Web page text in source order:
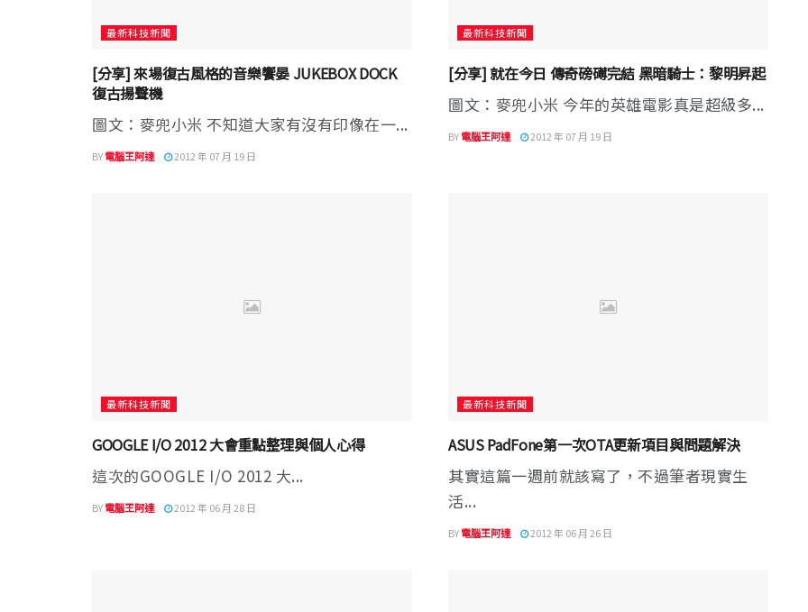
最新科技新聞
[分享] 來場復古風格的音樂饗晏 JUKEBOX DOCK
復古揚聲機
圖文：麥兜小米 不知道大家有沒有印像在一...
BY電腦王阿達 2012 年 07 月 19 日
最新科技新聞
[分享] 就在今日 傳奇磅礡完結 黑暗騎士：黎明昇起
圖文：麥兜小米 今年的英雄電影真是超級多...
BY電腦王阿達 2012 年 07 月 19 日
最新科技新聞
GOOGLE I/O 2012 大會重點整理與個人心得
這次的GOOGLE I/O 2012 大...
BY電腦王阿達 2012 年 06 月 28 日
最新科技新聞
ASUS PadFone第一次OTA更新項目與問題解決
其實這篇一週前就該寫了，不過筆者現實生
活...
BY電腦王阿達 2012 年 06 月 26 日